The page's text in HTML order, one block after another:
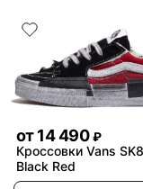
от14 490 ₽
Кроссовки Vans
Black Red